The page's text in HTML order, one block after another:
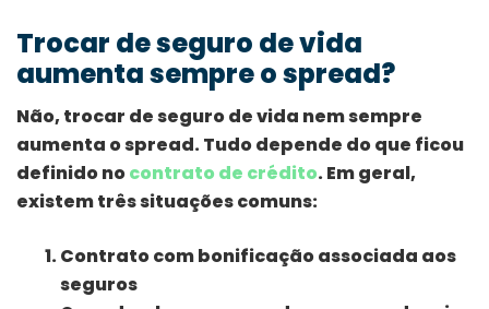
Trocar de seguro de vida
aumenta sempre o spread?
Não, trocar de seguro de vida nem sempre
aumenta o spread. Tudo depende do que ficou
definido nocontrato de crédito. Em geral,
existem três situações comuns:
Contrato com bonificação associada aos
seguros